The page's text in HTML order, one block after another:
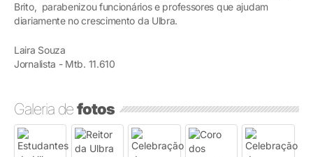
Brito, parabenizou funcionários e professores que ajudam
diariamente no crescimento da Ulbra.
Laira Souza
Jornalista - Mtb. 11.610
Galeria defotos